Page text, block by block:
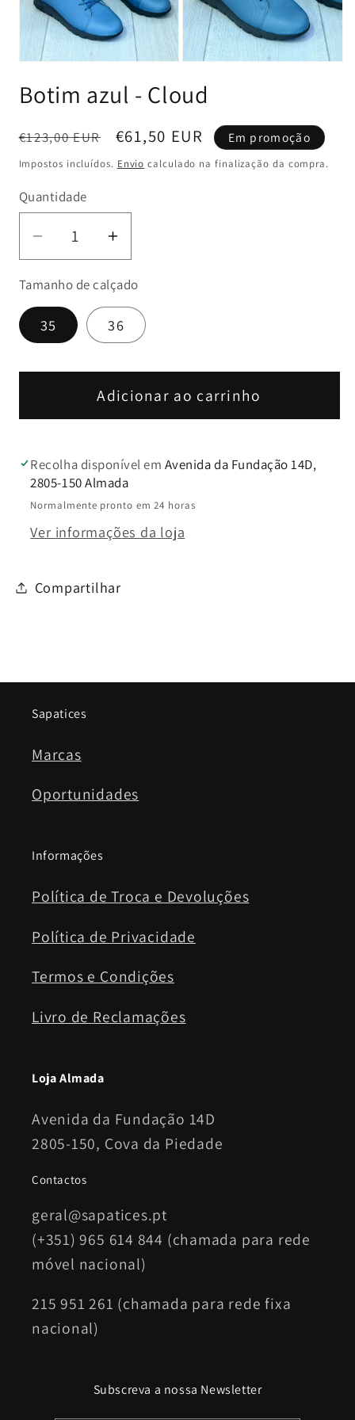
multimédia
1
multimédia
2
Botim azul - Cloud
Preço
normal
€123,00 EUR
Preço
de
€61,50 EUR Em promoção
Impostos incluídos. Envio calculado na finalização da compra.
Quantidade
Diminuir
a
quantidade
de
Botim
-
Aumentar
a
quantidade
de
Botim
-
Cloud
Tamanho de calçado
35 36
Adicionar ao carrinho
Recolha disponível em Avenida da Fundação 14D,
2805-150 Almada
Normalmente pronto em 24 horas
Ver informações da loja
Compartilhar
Sapatices
Marcas
Oportunidades
Informações
Política de Troca e Devoluções
Política de Privacidade
Termos e Condições
Livro de Reclamações
Loja Almada
Avenida da Fundação 14D
2805-150, Cova da Piedade
Contactos
geral@sapatices.pt
(+351) 965 614 844 (chamada para rede
móvel nacional)
215 951 261 (chamada para rede fixa
nacional)
Subscreva a nossa Newsletter